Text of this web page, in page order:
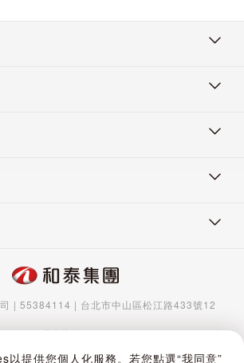
以提供您個人化服務。若您點選“我同意”
| 55384114 | 台北市中山區松江路433號12
1788| 聯絡信箱：gocs@hotaigo.com.tw| 服